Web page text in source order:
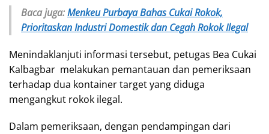
Baca juga:Menkeu Purbaya Bahas Cukai Rokok,
Prioritaskan Industri Domestik dan Cegah Rokok Ilegal
Menindaklanjuti informasi tersebut, petugas Bea Cukai
Kalbagbar melakukan pemantauan dan pemeriksaan
terhadap dua kontainer target yang diduga
mengangkut rokok ilegal.
Dalam pemeriksaan, dengan pendampingan dari